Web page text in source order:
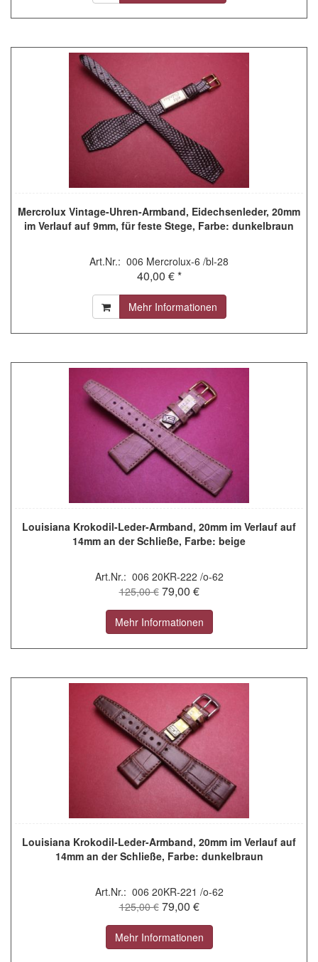
Mercrolux Vintage-Uhren-Armband, Eidechsenleder, 20mm
im Verlauf auf 9mm, für feste Stege, Farbe: dunkelbraun
Art.Nr.: 006 Mercrolux-6 /bl-28
40,00 € *
Mehr Informationen
Louisiana Krokodil-Leder-Armband, 20mm im Verlauf auf
14mm an der Schließe, Farbe: beige
Art.Nr.: 006 20KR-222 /o-62
125,00 € 79,00 €
Mehr Informationen
Louisiana Krokodil-Leder-Armband, 20mm im Verlauf auf
14mm an der Schließe, Farbe: dunkelbraun
Art.Nr.: 006 20KR-221 /o-62
125,00 € 79,00 €
Mehr Informationen